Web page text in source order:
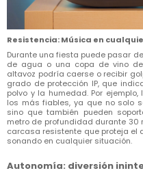
Resistencia: Música en
Durante una fiesta puede pasar
de agua o una copa de vino
altavoz podría caerse o recibir
grado de protección IP, que
polvo y la humedad. Por
los más fiables, ya que no solo
sino que también pueden
metro de profundidad durante 30
carcasa resistente que proteja el
sonando en cualquier situación.
Autonomía: diversión